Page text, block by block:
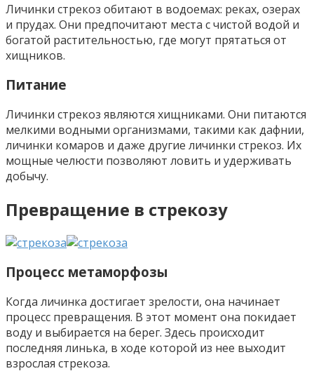
Личинки стрекоз обитают в водоемах: реках, озерах
и прудах. Они предпочитают места с чистой водой и
богатой растительностью, где могут прятаться от
хищников.
Питание
Личинки стрекоз являются хищниками. Они питаются
мелкими водными организмами, такими как дафнии,
личинки комаров и даже другие личинки стрекоз. Их
мощные челюсти позволяют ловить и удерживать
добычу.
Превращение в стрекозу
Процесс метаморфозы
Когда личинка достигает зрелости, она начинает
процесс превращения. В этот момент она покидает
воду и выбирается на берег. Здесь происходит
последняя линька, в ходе которой из нее выходит
взрослая стрекоза.